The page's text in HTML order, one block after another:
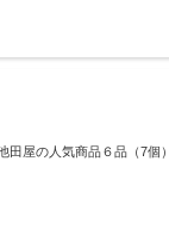
屋の人気商品６品（7